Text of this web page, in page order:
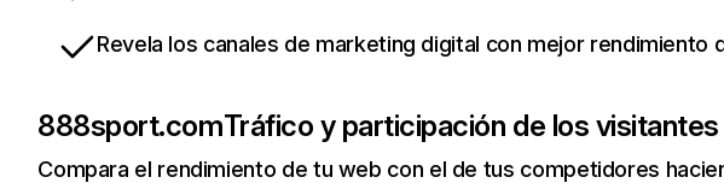
Revela los canales de marketing digital con mejor rendimiento
888sport.comTráfico y participación de los visitantes
Compara el rendimiento de tu web con el de tus competidores